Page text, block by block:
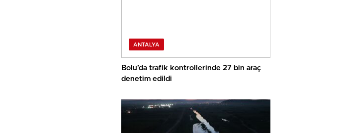
ANTALYA
Bolu’da trafik kontrollerinde 27 bin araç
denetim edildi